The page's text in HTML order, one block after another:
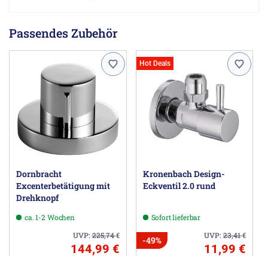
Passendes Zubehör
Dornbracht
Excenterbetätigung mit
Drehknopf
ca. 1-2 Wochen
UVP:225,74€
144,99 €
Hot Deals
Kronenbach Design-
Eckventil 2.0 rund
Sofort lieferbar
UVP:23,41€
-49%
11,99 €